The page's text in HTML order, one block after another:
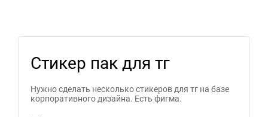
Стикер пак для тг
Нужно сделать несколько стикеров для тг на базе
корпоративного дизайна. Есть фигма.